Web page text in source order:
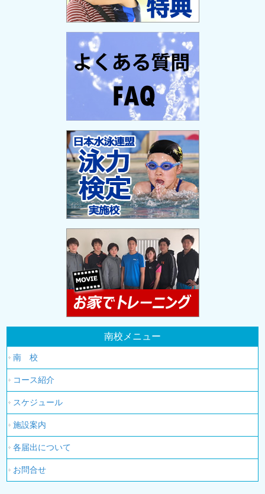
南校メニュー
南 校
コース紹介
スケジュール
施設案内
各届出について
お問合せ